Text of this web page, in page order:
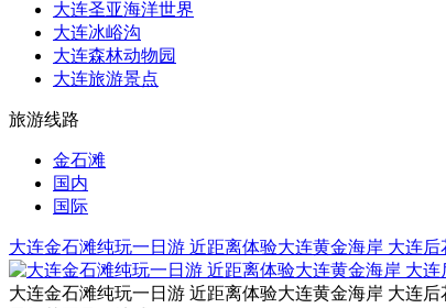
大连圣亚海洋世界
大连冰峪沟
大连森林动物园
大连旅游景点
旅游线路
金石滩
国内
国际
大连金石滩纯玩一日游 近距离体验大连黄金海岸 大连后
大连金石滩纯玩一日游 近距离体验大连黄金海岸 大连后